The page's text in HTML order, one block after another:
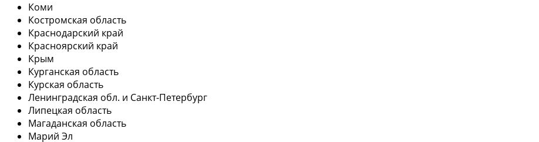
Коми
Костромская область
Краснодарский край
Красноярский край
Крым
Курганская область
Курская область
Ленинградская обл. и Санкт-Петербург
Липецкая область
Магаданская область
Марий Эл